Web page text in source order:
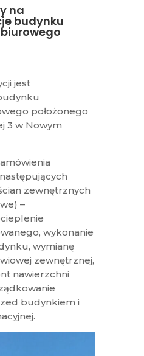
na
budynku
jest
położonego
3 w Nowym
zewnętrznych
–
wykonanie
wymianę
zewnętrznej,
nawierzchni
budynkiem i